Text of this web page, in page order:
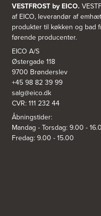
VESTFROST by EICO.
af EICO, leverandør af
produkter til køkken og bad
førende producenter.
EICO A/S
Østergade 118
9700 Brønderslev
+45 98 82 39 99
salg@eico.dk
CVR: 111 232 44
Åbningstider:
Mandag - Torsdag: 9.00 -
Fredag: 9.00 - 15.00